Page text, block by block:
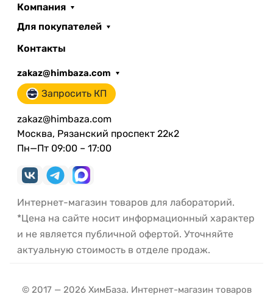
Компания
Для покупателей
Контакты
zakaz@himbaza.com
Запросить КП
zakaz@himbaza.com
Москва, Рязанский проспект 22к2
Пн—Пт 09:00 – 17:00
Интернет-магазин товаров для лабораторий.
*Цена на сайте носит информационный характер
и не является публичной офертой. Уточняйте
актуальную стоимость в отделе продаж.
© 2017 — 2026 ХимБаза. Интернет-магазин товаров